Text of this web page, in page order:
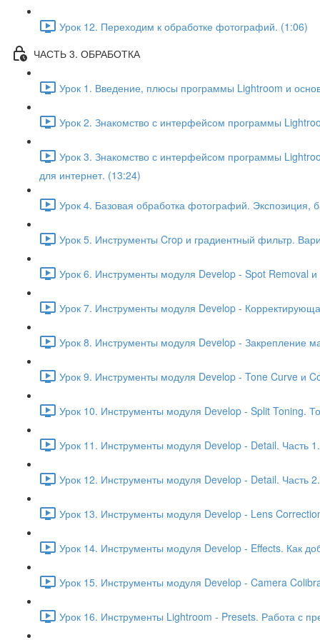
Урок 12. Переходим к обработке фотографий. (1:06)
ЧАСТЬ 3. ОБРАБОТКА
Урок 1. Введение, плюсы программы Lightroom и
Урок 2. Знакомство с интерфейсом программы
Урок 3. Знакомство с интерфейсом программы
для интернет. (13:24)
Урок 4. Базовая обработка фотографий. Экспозиция,
Урок 5. Инструменты Crop и градиентный фильтр.
Урок 6. Инструменты модуля Develop - Spot Removal
Урок 7. Инструменты модуля Develop -
Урок 8. Инструменты модуля Develop - Закрепление
Урок 9. Инструменты модуля Develop - Tone Curve и
Урок 10. Инструменты модуля Develop - Split Toning.
Урок 11. Инструменты модуля Develop - Detail. Часть
Урок 12. Инструменты модуля Develop - Detail. Часть
Урок 13. Инструменты модуля Develop - Lens
Урок 14. Инструменты модуля Develop - Effects. Как
Урок 15. Инструменты модуля Develop - Camera
Урок 16. Инструменты Lightroom - Presets. Работа с